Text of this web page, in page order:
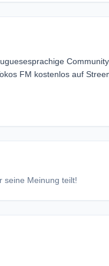
FM kostenlos auf
seine Meinung teilt!